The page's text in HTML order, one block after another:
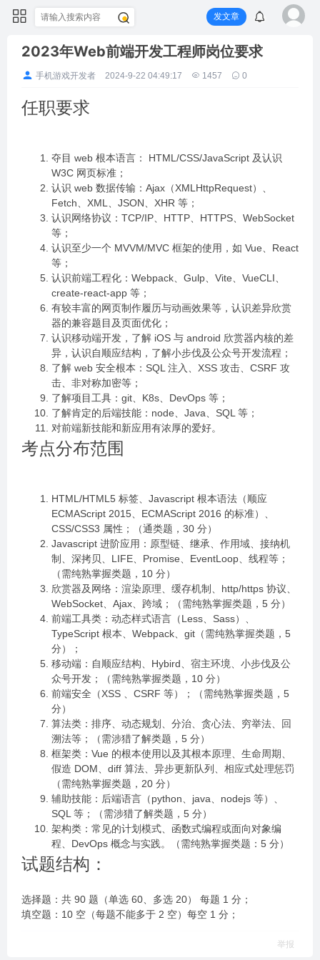
发文章
2023年Web前端开发工程师岗位要求
手机游戏开发者 2024-9-22 04:49:17 1457 0
任职要求
夺目 web 根本语言： HTML/CSS/JavaScript 及认识
W3C 网页标准；
认识 web 数据传输：Ajax（XMLHttpRequest）、
Fetch、XML、JSON、XHR 等；
认识网络协议：TCP/IP、HTTP、HTTPS、WebSocket
等；
认识至少一个 MVVM/MVC 框架的使用，如 Vue、React
等；
认识前端工程化：Webpack、Gulp、Vite、VueCLI、
create-react-app 等；
有较丰富的网页制作履历与动画效果等，认识差异欣赏
器的兼容题目及页面优化；
认识移动端开发，了解 iOS 与 android 欣赏器内核的差
异，认识自顺应结构，了解小步伐及公众号开发流程；
了解 web 安全根本：SQL 注入、XSS 攻击、CSRF 攻
击、非对称加密等；
了解项目工具：git、K8s、DevOps 等；
了解肯定的后端技能：node、Java、SQL 等；
对前端新技能和新应用有浓厚的爱好。
考点分布范围
HTML/HTML5 标签、Javascript 根本语法（顺应
ECMAScript 2015、ECMAScript 2016 的标准）、
CSS/CSS3 属性；（通类题，30 分）
Javascript 进阶应用：原型链、继承、作用域、接纳机
制、深拷贝、LIFE、Promise、EventLoop、线程等；
（需纯熟掌握类题，10 分）
欣赏器及网络：渲染原理、缓存机制、http/https 协议、
WebSocket、Ajax、跨域；（需纯熟掌握类题，5 分）
前端工具类：动态样式语言（Less、Sass）、
TypeScript 根本、Webpack、git（需纯熟掌握类题，5
分）；
移动端：自顺应结构、Hybird、宿主环境、小步伐及公
众号开发；（需纯熟掌握类题，10 分）
前端安全（XSS 、CSRF 等）；（需纯熟掌握类题，5
分）
算法类：排序、动态规划、分治、贪心法、穷举法、回
溯法等；（需涉猎了解类题，5 分）
框架类：Vue 的根本使用以及其根本原理、生命周期、
假造 DOM、diff 算法、异步更新队列、相应式处理惩罚
（需纯熟掌握类题，20 分）
辅助技能：后端语言（python、java、nodejs 等）、
SQL 等；（需涉猎了解类题，5 分）
架构类：常见的计划模式、函数式编程或面向对象编
程、DevOps 概念与实践。（需纯熟掌握类题：5 分）
试题结构：
选择题：共 90 题（单选 60、多选 20） 每题 1 分；
填空题：10 空（每题不能多于 2 空）每空 1 分；
举报